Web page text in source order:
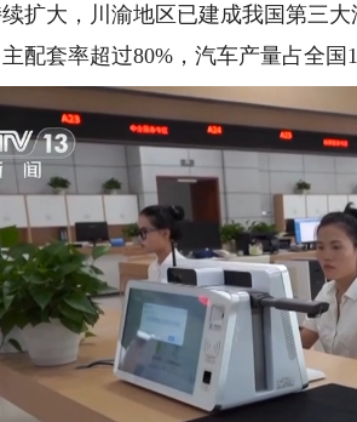
扩大，川渝地区已建成我国第三
配套率超过80%，汽车产量占全国